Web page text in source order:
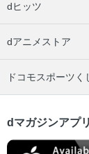
dヒッツ
dアニメストア
ドコモスポーツく
dマガジンアプ